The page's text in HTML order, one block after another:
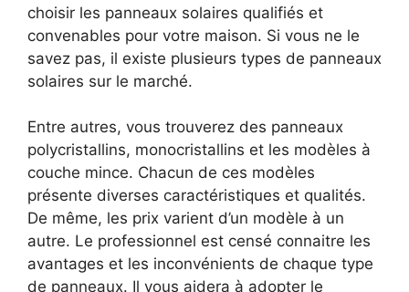
choisir les panneaux solaires qualifiés et
convenables pour votre maison. Si vous ne le
savez pas, il existe plusieurs types de panneaux
solaires sur le marché.
Entre autres, vous trouverez des panneaux
polycristallins, monocristallins et les modèles à
couche mince. Chacun de ces modèles
présente diverses caractéristiques et qualités.
De même, les prix varient d’un modèle à un
autre. Le professionnel est censé connaitre les
avantages et les inconvénients de chaque type
de panneaux. Il vous aidera à adopter le